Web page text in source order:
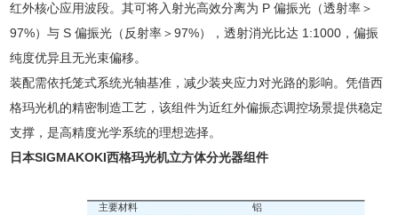
红外核心应用波段。其可将入射光高效分离为 P 偏振光（透射率＞
97%）与 S 偏振光（反射率＞97%），透射消光比达 1:1000，偏振
纯度优异且无光束偏移。
装配需依托笼式系统光轴基准，减少装夹应力对光路的影响。凭借西
格玛光机的精密制造工艺，该组件为近红外偏振态调控场景提供稳定
支撑，是高精度光学系统的理想选择。
日本SIGMAKOKI西格玛光机立方体分光器组件
主要材料 铝